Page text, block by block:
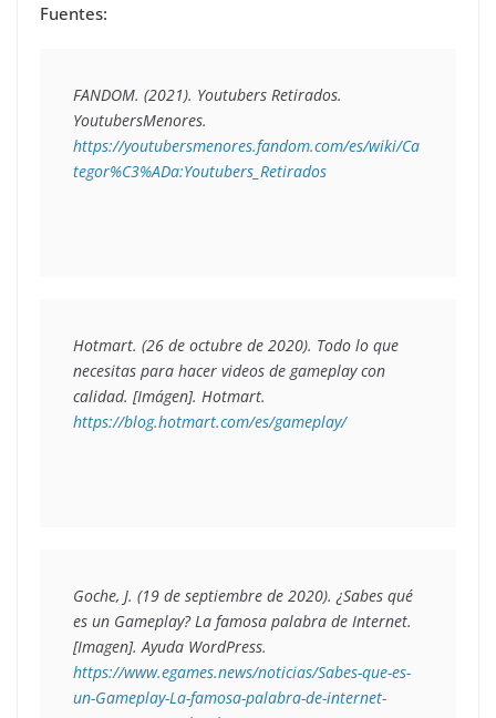
Fuentes:
FANDOM. (2021). Youtubers Retirados.
YoutubersMenores.
https://youtubersmenores.fandom.com/es/wiki/Ca
tegor%C3%ADa:Youtubers_Retirados
Hotmart. (26 de octubre de 2020). Todo lo que
necesitas para hacer videos de gameplay con
calidad. [Imágen]. Hotmart
https://blog.hotmart.com/es/gameplay/
Goche, J. (19 de septiembre de 2020). ¿Sabes qué
es un Gameplay? La famosa palabra de Internet.
[Imagen]. Ayuda WordPress
https://www.egames.news/noticias/Sabes-que-es-
un-Gameplay-La-famosa-palabra-de-internet-